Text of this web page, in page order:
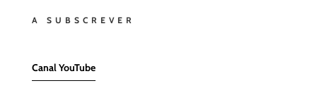
A SUBSCREVER
Canal YouTube